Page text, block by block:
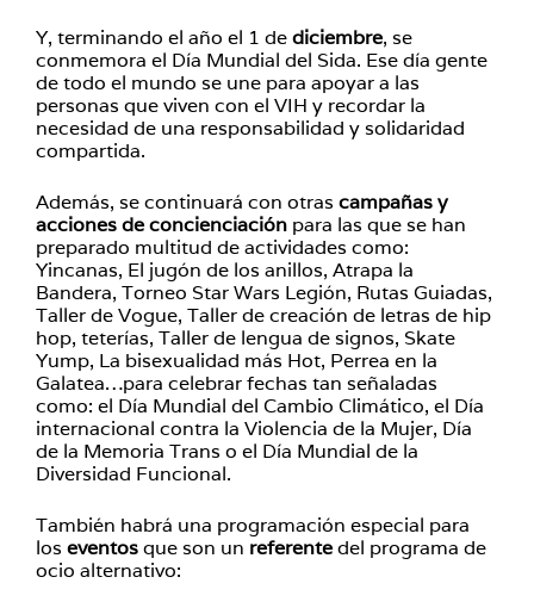
Y, terminando el año el 1 dediciembre, se
conmemora el Día Mundial del Sida. Ese día gente
de todo el mundo se une para apoyar a las
personas que viven con el VIH y recordar la
necesidad de una responsabilidad y solidaridad
compartida.
Además, se continuará con otras campañas y
acciones de concienciación para las que se han
preparado multitud de actividades como:
Yincanas, El jugón de los anillos, Atrapa la
Bandera, Torneo Star Wars Legión, Rutas Guiadas,
Taller de Vogue, Taller de creación de letras de hip
hop, teterías, Taller de lengua de signos, Skate
Yump, La bisexualidad más Hot, Perrea en la
Galatea…para celebrar fechas tan señaladas
como: el Día Mundial del Cambio Climático, el Día
internacional contra la Violencia de la Mujer, Día
de la Memoria Trans o el Día Mundial de la
Diversidad Funcional.
También habrá una programación especial para
los eventosque son un referentedel programa de
ocio alternativo: